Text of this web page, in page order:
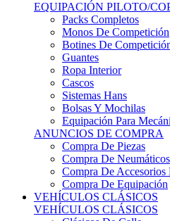
EQUIPACIÓN PILOTO/
Packs Completos
Monos De Competición
Botines De
Guantes
Ropa Interior
Cascos
Sistemas Hans
Bolsas Y Mochilas
Equipación Para
ANUNCIOS DE COMPRA
Compra De Piezas
Compra De Neumáticos
Compra De
Compra De Equipación
VEHÍCULOS CLÁSICOS
VEHÍCULOS CLÁSICOS